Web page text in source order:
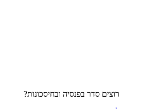
רוצים סדר בפנסיה ובחיסכונות?